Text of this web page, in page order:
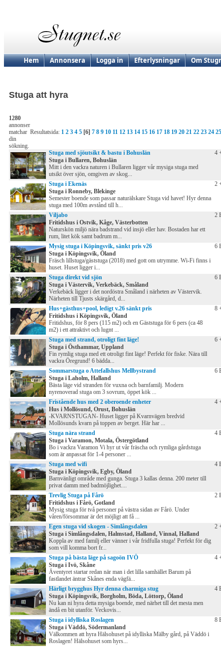
Hem Annonsera Logga in Efterlysningar Om
Stuga att hyra
1280
annonser
matchar
din
sökning.
Resultatsida: 1 2 3 4 5 [6] 7 8 9 10 11 12 13 14 15 16 17 18 19 20 21 22 23 24 25
Stuga med sjöutsikt & bastu i Bohuslän
Stuga i Bullaren, Bohuslän
Mitt i den vackra naturen i Bullaren ligger vår mysiga stuga med
utsikt över sjön, omgiven av skog...
4
Stuga i Ekenäs
Stuga i Ronneby, Blekinge
Semester boende som passar naturälskare Stuga vid havet! Hyr denna
stuga med 100m avstånd till h...
2
Viljabo
Fritidshus i Ostvik, Kåge, Västerbotten
Naturskön miljö nära badstrand vid insjö eller hav. Bostaden har ett
rum, litet kök samt badrum m...
2
Mysig stuga i Köpingsvik, sänkt pris v26
Stuga i Köpingsvik, Öland
Fräsch lillstuga/gäststuga (2018) med gott om utrymme. Wi-Fi finns i
huset. Huset ligger i...
6
Stuga direkt vid sjön
Stuga i Västervik, Verkebäck, Småland
Verkebäck ligger i det nordöstra Småland i närheten av Västervik.
Närheten till Tjusts skärgård, d...
6
Hus+gästhus+pool, ledigt v.26 sänkt pris
Fritidshus i Köpingsvik, Öland
Fritidshus, för 8 pers (115 m2) och en Gäststuga för 6 pers (ca 48
m2) i ett attraktivt och lugnt ...
8
Stuga med strand, otroligt fint läge!
Stuga i Östhammar, Uppland
Fin rymlig stuga med ett otroligt fint läge! Perfekt för fiske. Nära till
vackra Öregrund! 6 bädda...
6
Sommarstuga o Attefallshus Mellbystrand
Stuga i Laholm, Halland
Bästa läge vid stranden för vuxna och barnfamilj. Modern
nyrenoverad stuga om 3 sovrum, öppet kök ...
6
Fristående hus med 2 oberoende enheter
Hus i Mollösund, Orust, Bohuslän
-KVARNSTUGAN- Huset ligger på Kvarnvägen bredvid
Mollösunds kvarn på toppen av berget. Här har ...
4
Stuga nära strand
Stuga i Varamon, Motala, Östergötland
Bo i vackra Varamon Vi hyr ut vår fräscha och rymliga gårdstuga
som är anpassat för 1-4 personer ...
4
Stuga med wifi
Stuga i Köpingsvik, Egby, Öland
Barnvänligt område med gunga. Stuga 3 kallas denna. 200 meter till
privat damm med badmöjlighet....
4
Trevlig Stuga på Fårö
Fritidshus i Fårö, Gotland
Mysig stuga för två personer på västra sidan av Fårö. Under
våren/försommar är det möjligt att få ...
2
Egen stuga vid skogen - Simlångsdalen
Stuga i Simlångsdalen, Halmstad, Halland, Vinnal, Halland
Koppla av med familj eller vänner i vår fridfulla stuga! Perfekt för dig
som vill komma bort fr...
2
Stuga på bästa läge på sagoön IVÖ
Stuga i Ivö, Skåne
Äventyret startar redan när man i det lilla samhället Barum på
fastlandet äntrar Skånes enda vägfä...
4
Härligt brygghus Hyr denna charmiga stug
Stuga i Köpingsvik, Borgholm, Böda, Löttorp, Öland
Nu kan ni hyra detta mysiga boende, med närhet till det mesta men
ändå en bit utanför. Veckovis...
4
Stuga i idylliska Roslagen
Stuga i Väddö, Södermanland
Välkommen att hyra Hälsohuset på idylliska Mälby gård, på Väddö i
Roslagen! Hälsohuset som hyrs...
8